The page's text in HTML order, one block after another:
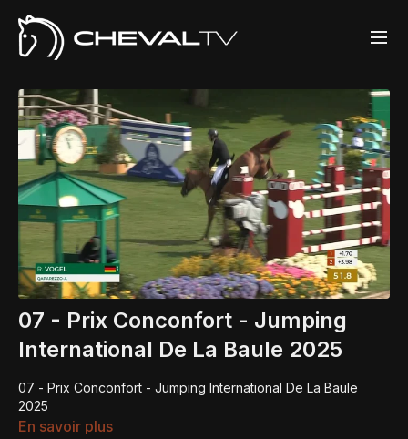
07 - Prix Conconfort - Jumping
International De La Baule 2025
07 - Prix Conconfort - Jumping International De La Baule
2025
En savoir plus